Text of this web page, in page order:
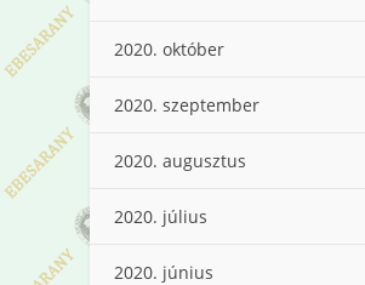
2020. október
2020. szeptember
2020. augusztus
2020. július
2020. június